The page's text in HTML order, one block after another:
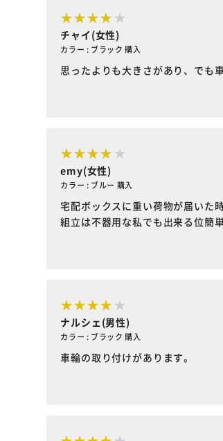
チャイ(女性)
カラー : ブラック 購入
思ったよりも大きさがあり、でも
emy(女性)
カラー : ブルー 購入
宅配ボックスに重い荷物が届いた
組立は不器用な私でも出来る位簡
ナルシェ(男性)
カラー : ブラック 購入
車輪の取り付けがあります。